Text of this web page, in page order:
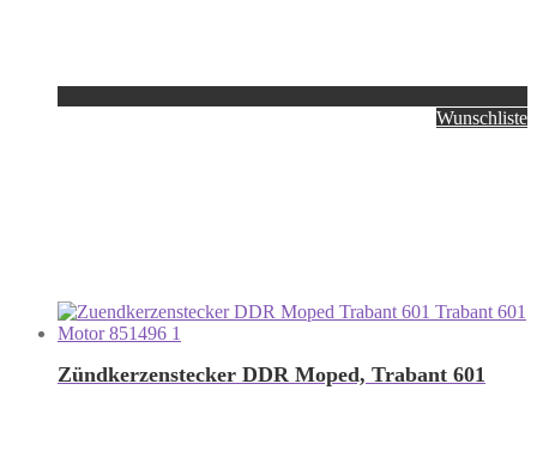
Wunschliste
Zündkerzenstecker DDR Moped, Trabant 601